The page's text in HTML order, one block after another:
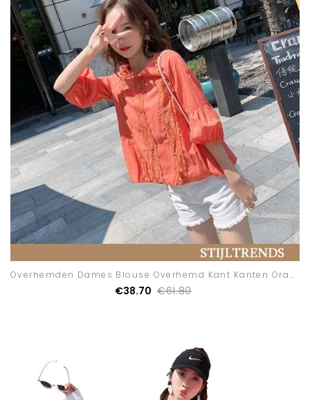
Overhemden Dames Blouse Overhemd Kant Kanten Oranje
€38.70 €61.80